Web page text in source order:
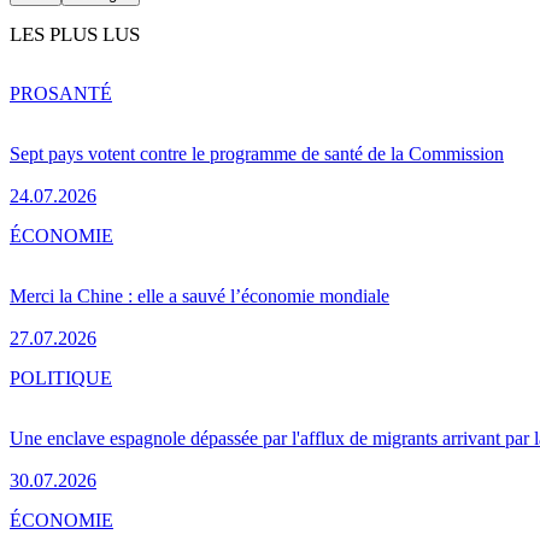
LES PLUS LUS
Sept pays votent contre le programme de santé de la Commission
24.07.2026
PROSANTÉ
Merci la Chine : elle a sauvé l’économie mondiale
27.07.2026
ÉCONOMIE
Une enclave espagnole dépassée par l'afflux de migrants arrivant par
30.07.2026
POLITIQUE
ÉCONOMIE